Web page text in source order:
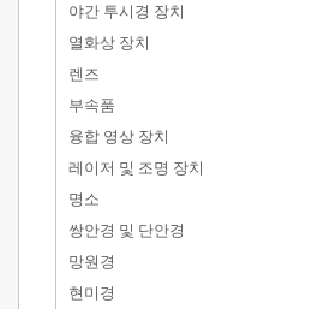
야간 투시경 장치
열화상 장치
렌즈
부속품
융합 영상 장치
레이저 및 조명 장치
명소
쌍안경 및 단안경
망원경
현미경